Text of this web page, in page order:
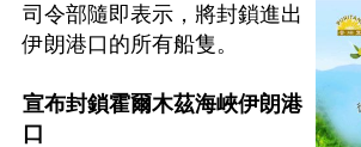
司令部隨即表示，將封鎖進出
伊朗港口的所有船隻。
宣布封鎖霍爾木茲海峽伊朗港
口